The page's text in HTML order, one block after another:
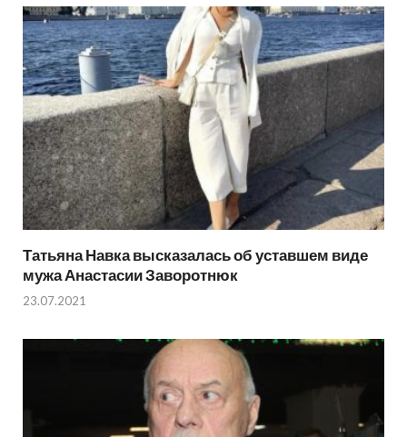
Татьяна Навка высказалась об уставшем виде
мужа Анастасии Заворотнюк
23.07.2021